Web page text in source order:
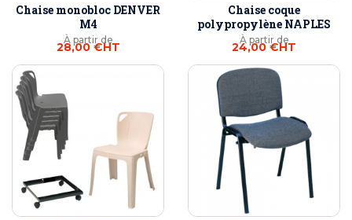
Chaise monobloc DENVER
M4
À partir de
28,00 €HT
Chaise coque
polypropylène NAPLES
À partir de
24,00 €HT